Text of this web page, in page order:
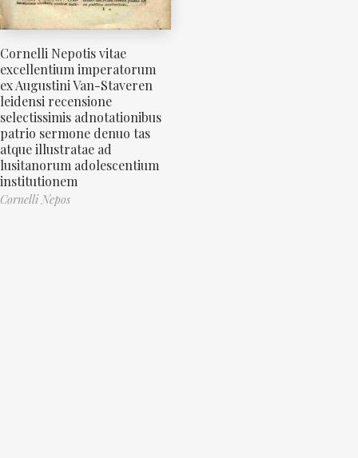
Cornelli Nepotis vitae
excellentium imperatorum
ex Augustini Van-Staveren
leidensi recensione
selectissimis adnotationibus
patrio sermone denuo tas
atque illustratae ad
lusitanorum adolescentium
institutionem
Cornelli Nepos